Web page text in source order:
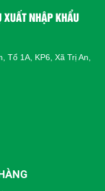
XUẤT NHẬP KHẨU
1A, KP6, Xã Trị An,